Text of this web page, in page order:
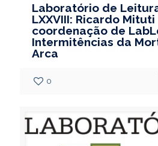
Laboratório de
LXXVIII: Ricardo
coordenação de
Intermitências da
Arca
0